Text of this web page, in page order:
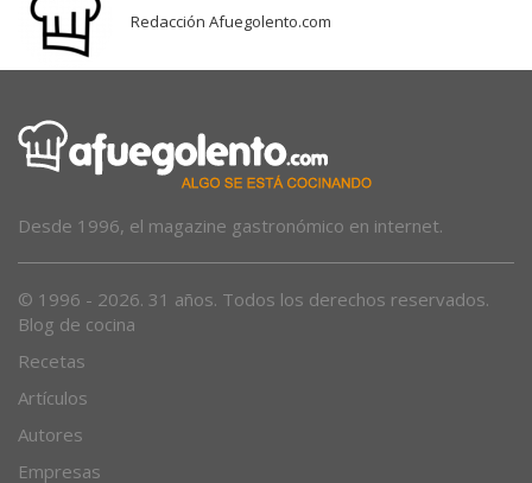
Redacción Afuegolento.com
Desde 1996, el magazine gastronómico en internet.
© 1996 - 2026. 31 años. Todos los derechos reservados.
Blog de cocina
Recetas
Artículos
Autores
Empresas